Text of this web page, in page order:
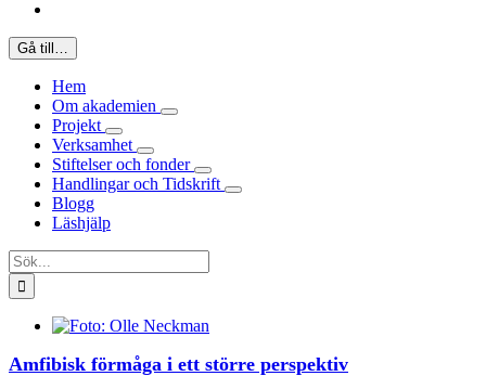
Gå till…
Hem
Om akademien
Projekt
Verksamhet
Stiftelser och fonder
Handlingar och Tidskrift
Blogg
Läshjälp
Sök
efter:
Amfibisk förmåga i ett större perspektiv